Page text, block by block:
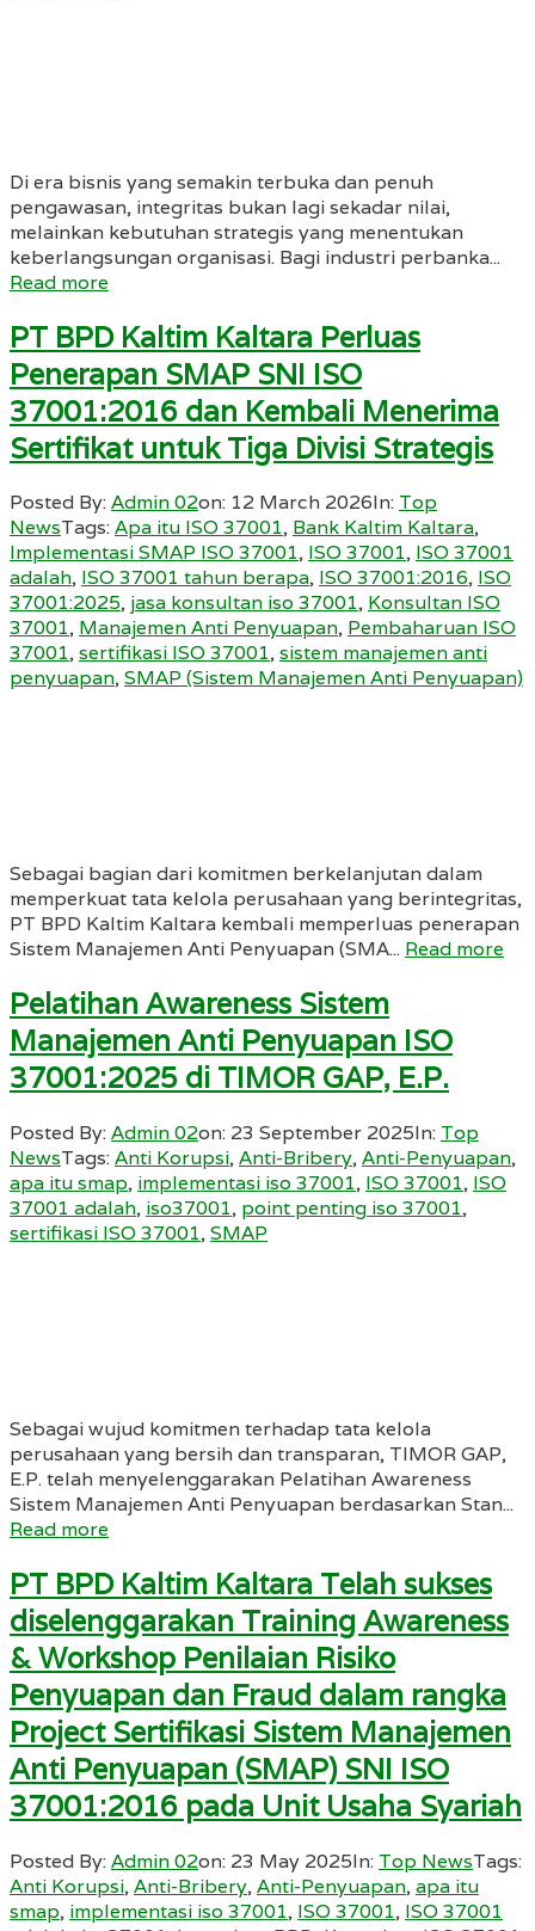
Di era bisnis yang semakin terbuka dan penuh
pengawasan, integritas bukan lagi sekadar nilai,
melainkan kebutuhan strategis yang menentukan
keberlangsungan organisasi. Bagi industri perbanka...
Read more
PT BPD Kaltim Kaltara Perluas
Penerapan SMAP SNI ISO
37001:2016 dan Kembali Menerima
Sertifikat untuk Tiga Divisi Strategis
Posted By:Admin 02on: 12 March 2026In: Top
NewsTags:Apa itu ISO 37001, Bank Kaltim Kaltara,
Implementasi SMAP ISO 37001, ISO 37001, ISO 37001
adalah, ISO 37001 tahun berapa, ISO 37001:2016, ISO
37001:2025, jasa konsultan iso 37001, Konsultan ISO
37001, Manajemen Anti Penyuapan, Pembaharuan ISO
37001,sertifikasi ISO 37001,sistem manajemen anti
penyuapan,SMAP (Sistem Manajemen Anti Penyuapan)
Sebagai bagian dari komitmen berkelanjutan dalam
memperkuat tata kelola perusahaan yang berintegritas,
PT BPD Kaltim Kaltara kembali memperluas penerapan
Sistem Manajemen Anti Penyuapan (SMA... Read more
Pelatihan Awareness Sistem
Manajemen Anti Penyuapan ISO
37001:2025 di TIMOR GAP, E.P.
Posted By:Admin 02on: 23 September 2025In: Top
NewsTags:Anti Korupsi,Anti-Bribery,Anti-Penyuapan,
apa itu smap, implementasi iso 37001, ISO 37001, ISO
37001 adalah, iso37001, point penting iso 37001,
sertifikasi ISO 37001,SMAP
Sebagai wujud komitmen terhadap tata kelola
perusahaan yang bersih dan transparan, TIMOR GAP,
E.P. telah menyelenggarakan Pelatihan Awareness
Sistem Manajemen Anti Penyuapan berdasarkan Stan...
Read more
PT BPD Kaltim Kaltara Telah sukses
diselenggarakan Training Awareness
& Workshop Penilaian Risiko
Penyuapan dan Fraud dalam rangka
Project Sertifikasi Sistem Manajemen
Anti Penyuapan (SMAP) SNI ISO
37001:2016 pada Unit Usaha Syariah
Posted By:Admin 02on: 23 May 2025In: Top NewsTags:
Anti Korupsi,Anti-Bribery,Anti-Penyuapan,apa itu
smap, implementasi iso 37001, ISO 37001, ISO 37001